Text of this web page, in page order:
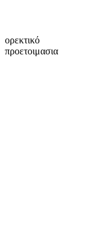
ορεκτικό
προετοιμασια